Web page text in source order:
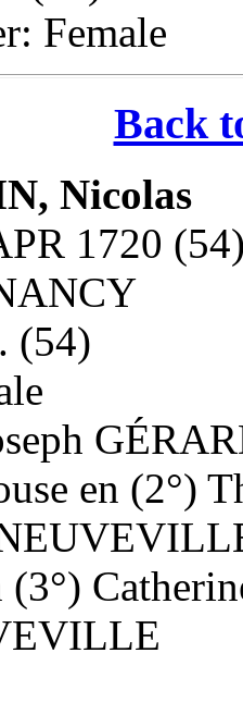
Female
Back
Nicolas
1720
(54)
en (2°)
(3°)